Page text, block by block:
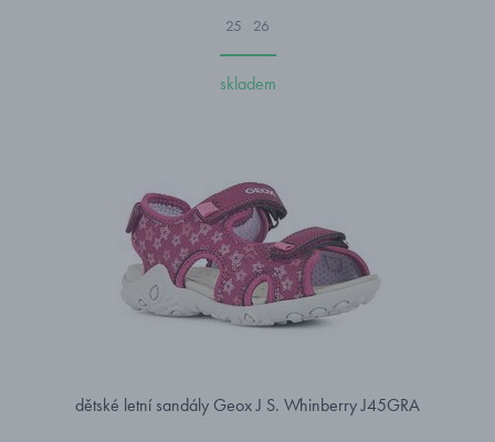
25 26
skladem
dětské letní sandály Geox J S. Whinberry J45GRA